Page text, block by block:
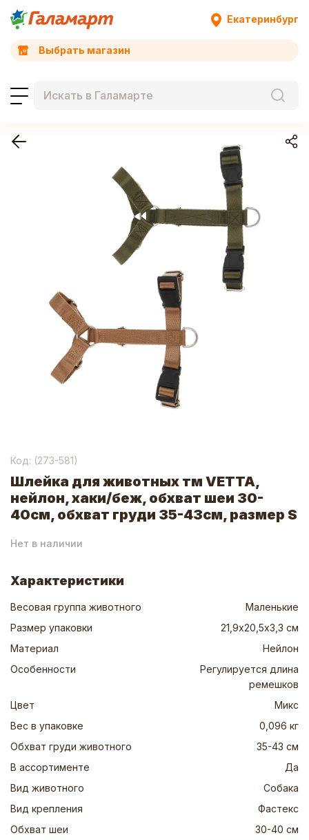
Екатеринбург
Выбрать магазин
Код: (273-581)
Шлейка для животных тм VETTA,
нейлон, хаки/беж, обхват шеи 30-
40см, обхват груди 35-43см, размер S
Нет в наличии
Характеристики
Весовая группа животного
Маленькие
Размер упаковки
21,9х20,5х3,3 см
Материал
Нейлон
Особенности
Регулируется длина
ремешков
Цвет
Микс
Вес в упаковке
0,096 кг
Обхват груди животного
35-43 см
В ассортименте
Да
Вид животного
Собака
Вид крепления
Фастекс
Обхват шеи
30-40 см